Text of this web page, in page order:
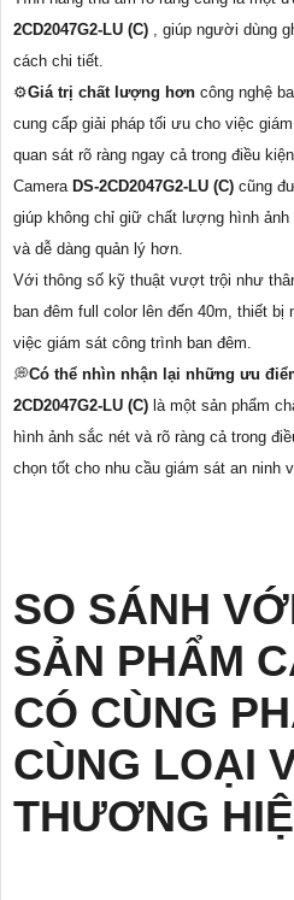
2CD2047G2-LU (C)
, giúp người dùng
cách chi tiết.
⚙Giá trị chất lượng hơn công nghệ
cung cấp giải pháp tối ưu cho việc
quan sát rõ ràng ngay cả trong điều
Camera DS-2CD2047G2-LU (C) cũng
giúp không chỉ giữ chất lượng hình
và dễ dàng quản lý hơn.
Với thông số kỹ thuật vượt trội như
ban đêm full color lên đến 40m, thiết
việc giám sát công trình ban đêm.
💭Có thể nhìn nhận lại những ưu
2CD2047G2-LU (C) là một sản phẩm
hình ảnh sắc nét và rõ ràng cả trong
chọn tốt cho nhu cầu giám sát an ninh
SO SÁNH
SẢN PHẨM
CÓ CÙNG
CÙNG LOẠI
THƯƠNG